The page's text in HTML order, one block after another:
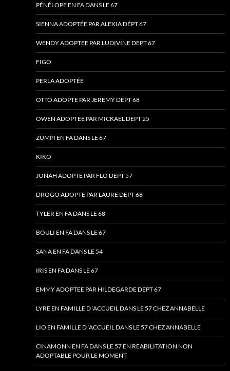
PÉNÉLOPE EN FA DANS LE 67
SIENNA ADOPTÉE PAR ALEXIA DÉPT 67
WENDY ADOPTEE PAR LUDIVINE DEPT 67
FIGO
PERLA ADOPTÉE
OTTO ADOPTE PAR JEREMY DEPT 68
OWEN ADOPTEE PAR MICKAEL DEPT 25
ZUMPI EN FA DANS LE 67
KIKO
JONAH ADOPTE PAR FLO DEPT 57
DROGO ADOPTE PAR LAURE DEPT 68
TYLER EN FA DANS LE 68
BOULI EN FA DANS LE 67
SANA EN FA DANS LE 54
IRIS EN FA DANS LE 67
EMMY ADOPTEE PAR HILDEGARDE DEPT 67
LYRE EN FAMILLE D ‘ACCUEIL DANS LE 57 CHEZ ANNABELLE
LIO EN FAMILLE D ‘ACCUEIL DANS LE 57 CHEZ ANNABELLE
CINAMONN EN FA DANS LE 57 EN REABILITATION NON
ADOPTABLE POUR LE MOMENT